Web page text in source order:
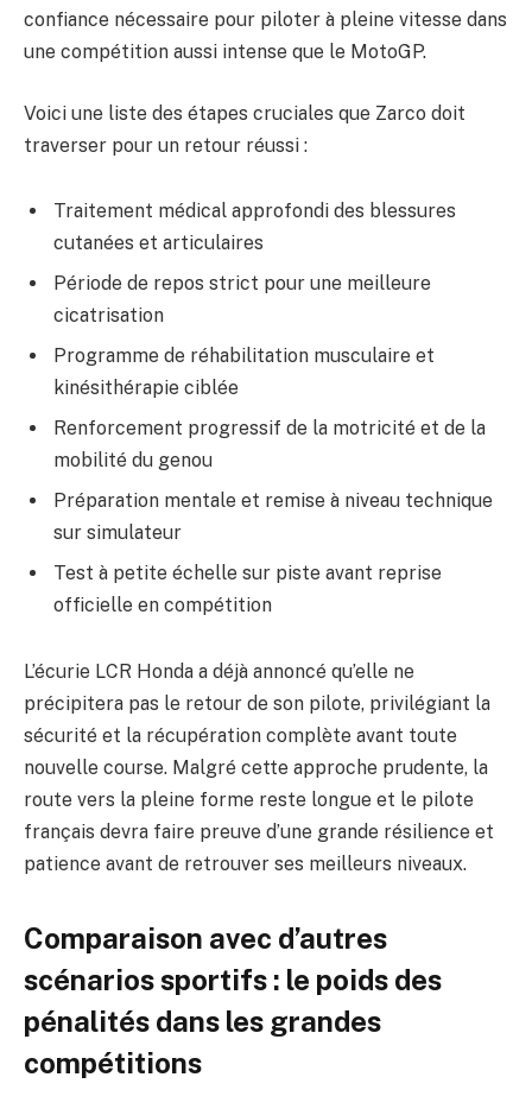
confiance nécessaire pour piloter à pleine vitesse dans
une compétition aussi intense que le MotoGP.
Voici une liste des étapes cruciales que Zarco doit
traverser pour un retour réussi :
Traitement médical approfondi des blessures
cutanées et articulaires
Période de repos strict pour une meilleure
cicatrisation
Programme de réhabilitation musculaire et
kinésithérapie ciblée
Renforcement progressif de la motricité et de la
mobilité du genou
Préparation mentale et remise à niveau technique
sur simulateur
Test à petite échelle sur piste avant reprise
officielle en compétition
L’écurie LCR Honda a déjà annoncé qu’elle ne
précipitera pas le retour de son pilote, privilégiant la
sécurité et la récupération complète avant toute
nouvelle course. Malgré cette approche prudente, la
route vers la pleine forme reste longue et le pilote
français devra faire preuve d’une grande résilience et
patience avant de retrouver ses meilleurs niveaux.
Comparaison avec d’autres
scénarios sportifs : le poids des
pénalités dans les grandes
compétitions